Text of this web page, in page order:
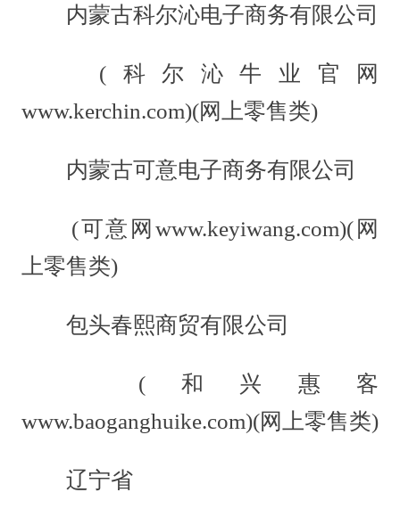
内蒙古科尔沁电子商务有限公司
(科尔沁牛业官网
www.kerchin.com)(网上零售类)
内蒙古可意电子商务有限公司
(可意网www.keyiwang.com)(网
上零售类)
包头春熙商贸有限公司
(和兴惠客
www.baoganghuike.com)(网上零售类)
辽宁省